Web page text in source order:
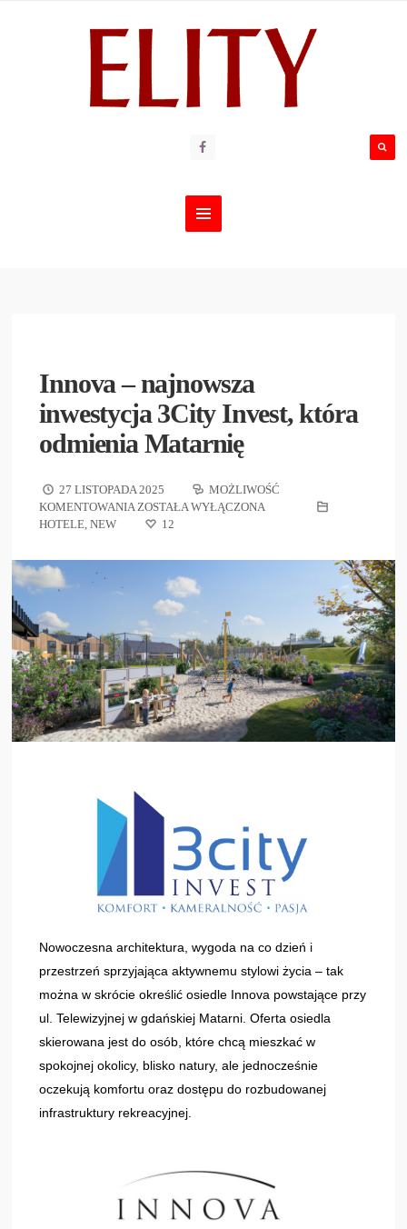
Innova – najnowsza
inwestycja 3City Invest, która
odmienia Matarnię
27 LISTOPADA 2025
MOŻLIWOŚĆ
KOMENTOWANIA ZOSTAŁA WYŁĄCZONA
HOTELE ,NEW 12
Nowoczesna architektura, wygoda na co dzień i
przestrzeń sprzyjająca aktywnemu stylowi życia – tak
można w skrócie określić osiedle Innova powstające przy
ul. Telewizyjnej w gdańskiej Matarni. Oferta osiedla
skierowana jest do osób, które chcą mieszkać w
spokojnej okolicy, blisko natury, ale jednocześnie
oczekują komfortu oraz dostępu do rozbudowanej
infrastruktury rekreacyjnej.